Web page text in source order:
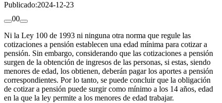
Publicado:2024-12-23
00
Ni la Ley 100 de 1993 ni ninguna otra norma que regule las
cotizaciones a pensión establecen una edad mínima para cotizar a
pensión. Sin embargo, considerando que las cotizaciones a pensión
surgen de la obtención de ingresos de las personas, si estas, siendo
menores de edad, los obtienen, deberán pagar los aportes a pensión
correspondientes. Por lo tanto, se puede concluir que la obligación
de cotizar a pensión puede surgir como mínimo a los 14 años, edad
en la que la ley permite a los menores de edad trabajar.